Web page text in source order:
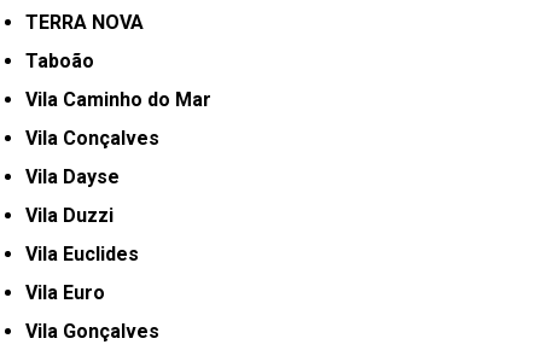
TERRA NOVA
Taboão
Vila Caminho do Mar
Vila Conçalves
Vila Dayse
Vila Duzzi
Vila Euclides
Vila Euro
Vila Gonçalves